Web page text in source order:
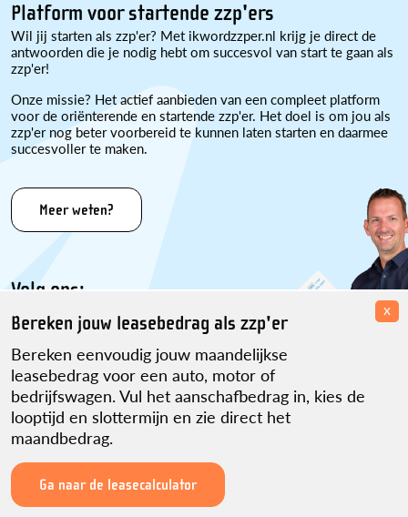
Platform voor startende zzp'ers
Wil jij starten als zzp'er? Met ikwordzzper.nl krijg je direct de
antwoorden die je nodig hebt om succesvol van start te gaan als
zzp'er!
Onze missie? Het actief aanbieden van een compleet platform
voor de oriënterende en startende zzp'er. Het doel is om jou als
zzp'er nog beter voorbereid te kunnen laten starten en daarmee
succesvoller te maken.
Meer weten?
Volg ons:
Disclaimer Over ons
Partner worden?
Privacyverklaring
ikwordzzper.nl is een initiatief van Martijn Pennekamp.
Bereken jouw leasebedrag als zzp'er
Bereken eenvoudig jouw maandelijkse
leasebedrag voor een auto, motor of
bedrijfswagen. Vul het aanschafbedrag in, kies de
looptijd en slottermijn en zie direct het
maandbedrag.
Ga naar de leasecalculator
x